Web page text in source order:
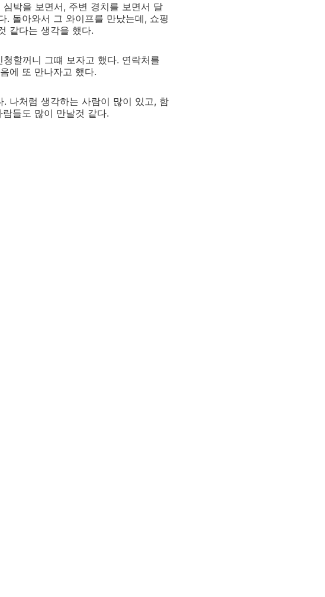
박을 보면서, 주변 경치를 보면서 달
. 돌아와서 그 와이프를 만났는데, 쇼핑
같다는 생각을 했다.
할꺼니 그떄 보자고 했다. 연락처를
에 또 만나자고 했다.
나처럼 생각하는 사람이 많이 있고, 함
들도 많이 만날것 같다.